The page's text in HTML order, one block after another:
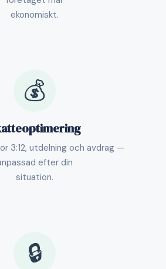
ekonomiskt.
💰
3:12, utdelning och avdrag —
efter din
situation.
🔒